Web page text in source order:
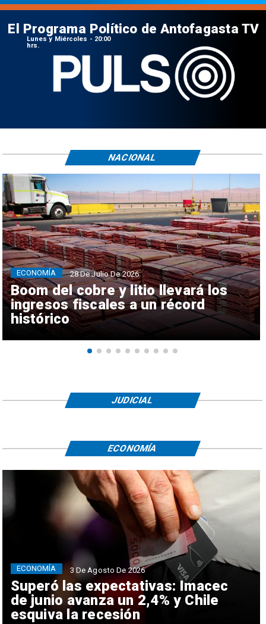
El Programa Político de Antofagasta TV
Lunes y Miércoles - 20:00
hrs.
Boom del cobre y litio llevará los
ingresos fiscales a un récord
histórico
ECONOMÍA 28 De Julio De 2026
NACIONAL
JUDICIAL
Superó las expectativas: Imacec
de junio avanza un 2,4% y Chile
esquiva la recesión
ECONOMÍA 3 De Agosto De 2026
ECONOMÍA